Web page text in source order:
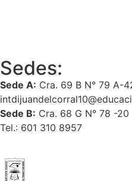
Sedes:
Sede A: Cra. 69 B N° 79 A-
Sede B: Cra. 68 G N° 78 -20
Tel.: 601 310 8957